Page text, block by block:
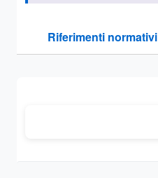
Riferimenti normativi
Sezione compressa